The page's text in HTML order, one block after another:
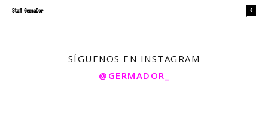
Staff GermaDor - 0
SÍGUENOS EN INSTAGRAM
@GERMADOR_